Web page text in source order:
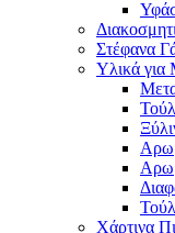
Στέφανα
Υλικά για
Χάρτινα